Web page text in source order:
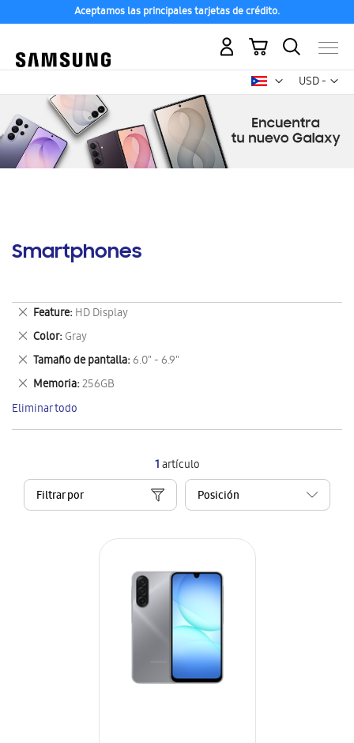
Aceptamos las principales tarjetas de crédito.
USD -
dólar
Mi carrito
Smartphones
1artículo
Filtrar por
Feature HD Display
Eliminar
este
artículo
Color Gray
Eliminar
este
artículo
Tamaño de pantalla 6.0" - 6.9"
Eliminar
este
artículo
Memoria 256GB
Eliminar
este
artículo
Eliminar todo